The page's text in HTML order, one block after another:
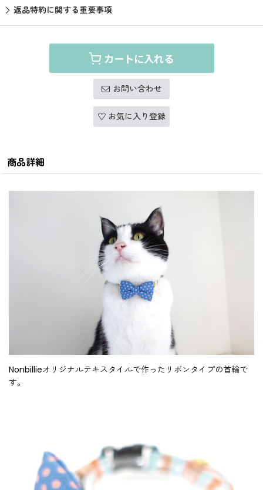
返品特約に関する重要事項
カートに入れる
お問い合わせ
お気に入り登録
商品詳細
Nonbillieオリジナルテキスタイルで作ったリボンタイプの首輪で
す。